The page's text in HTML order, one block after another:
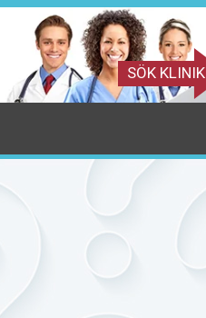
SÖK KLINIK